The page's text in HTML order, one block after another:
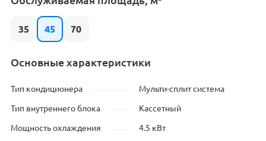
35 45 70
Основные характеристики
Тип кондиционера Мульти-сплит система
Тип внутреннего блока Кассетный
Мощность охлаждения 4.5 кВт